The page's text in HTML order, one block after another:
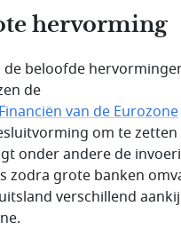
hervorming
beloofde
de
van de Eurozone
om te zetten
onder andere de
zodra grote banken
verschillend